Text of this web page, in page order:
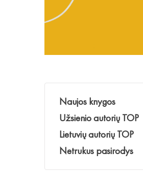
Naujos knygos
Užsienio autorių TOP
Lietuvių autorių TOP
Netrukus pasirodys